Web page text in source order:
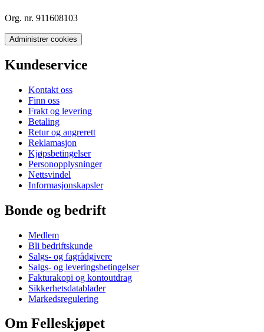
Org. nr. 911608103
Administrer cookies
Kundeservice
Kontakt oss
Finn oss
Frakt og levering
Betaling
Retur og angrerett
Reklamasjon
Kjøpsbetingelser
Personopplysninger
Nettsvindel
Informasjonskapsler
Bonde og bedrift
Medlem
Bli bedriftskunde
Salgs- og fagrådgivere
Salgs- og leveringsbetingelser
Fakturakopi og kontoutdrag
Sikkerhetsdatablader
Markedsregulering
Om Felleskjøpet